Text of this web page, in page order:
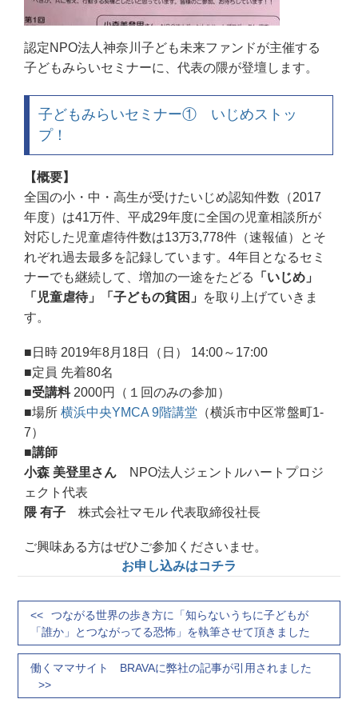
認定NPO法人神奈川子ども未来ファンドが主催する
子どもみらいセミナーに、代表の隈が登壇します。
子どもみらいセミナー① いじめストッ
プ！
【概要】
全国の小・中・高生が受けたいじめ認知件数（2017
年度）は41万件、平成29年度に全国の児童相談所が
対応した児童虐待件数は13万3,778件（速報値）とそ
れぞれ過去最多を記録しています。4年目となるセミ
ナーでも継続して、増加の一途をたどる
「いじめ」
「児童虐待」「子どもの貧困」 を取り上げていきま
す。
■日時 2019年8月18日（日） 14:00～17:00
■定員 先着80名
■受講料2000円（１回のみの参加）
■場所横浜中央YMCA 9階講堂 （横浜市中区常盤町1-
7）
■講師
小森 美登里さん NPO法人ジェントルハートプロジ
ェクト代表
隈 有子株式会社マモル 代表取締役社長
ご興味ある方はぜひご参加くださいませ。
お申し込みはコチラ
つながる世界の歩き方に「知らないうちに子どもが
「誰か」とつながってる恐怖」を執筆させて頂きました
働くママサイト BRAVAに弊社の記事が引用されました